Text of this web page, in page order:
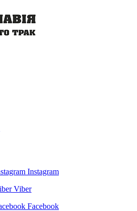
Instagram
Viber
Facebook